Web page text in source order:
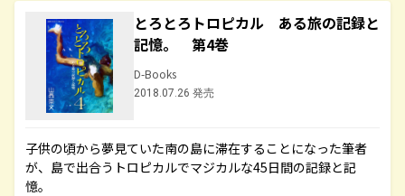
とろとろトロピカル ある旅の記録と
記憶。 第4巻
D-Books
2018.07.26 発売
子供の頃から夢見ていた南の島に滞在することになった筆者
が、島で出合うトロピカルでマジカルな45日間の記録と記
憶。